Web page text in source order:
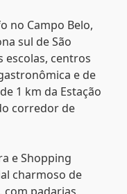
no Campo Belo,
sul de São
escolas, centros
e de
1 km da Estação
corredor de
e Shopping
charmoso de